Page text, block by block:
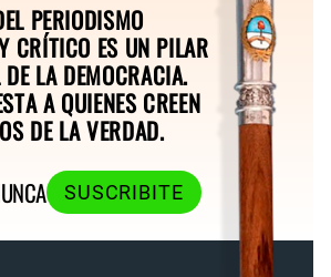
PERIODISMO
CRÍTICO ES UN PILAR
LA DEMOCRACIA.
A QUIENES CREEN
DE LA VERDAD.
SUSCRIBITE